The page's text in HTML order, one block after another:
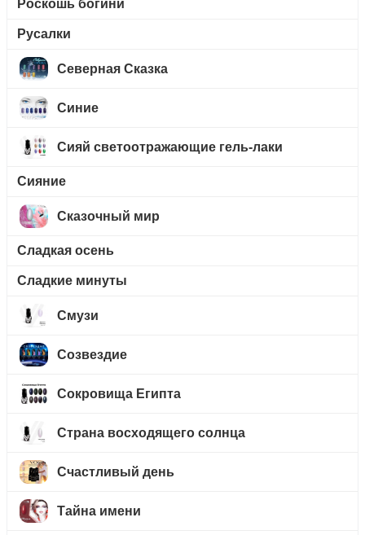
Роскошь богини
Русалки
Северная Сказка
Синие
Сияй светоотражающие гель-лаки
Сияние
Сказочный мир
Сладкая осень
Сладкие минуты
Смузи
Созвездие
Сокровища Египта
Страна восходящего солнца
Счастливый день
Тайна имени